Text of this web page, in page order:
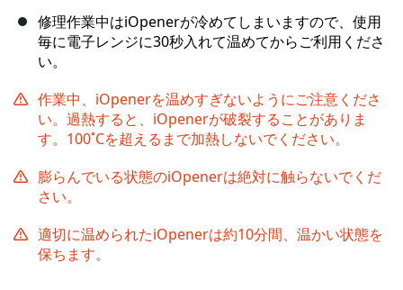
修理作業中はiOpenerが冷めてしまいますので、使用
毎に電子レンジに30秒入れて温めてからご利用くださ
い。
作業中、iOpenerを温めすぎないようにご注意くださ
い。過熱すると、iOpenerが破裂することがありま
す。100˚Cを超えるまで加熱しないでください。
膨らんでいる状態のiOpenerは絶対に触らないでくだ
さい。
適切に温められたiOpenerは約10分間、温かい状態を
保ちます。